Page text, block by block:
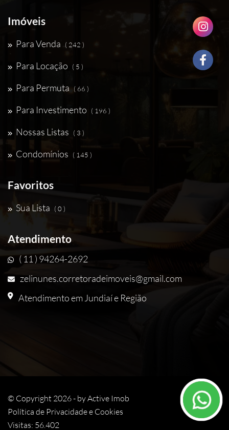
Imóveis
Para Venda ( 242 )
Para Locação ( 5 )
Para Permuta ( 66 )
Para Investimento ( 196 )
Nossas Listas ( 3 )
Condomínios ( 145 )
Favoritos
Sua Lista ( 0 )
Atendimento
( 11 ) 94264-2692
zelinunes.corretoradeimoveis@gmail.com
Atendimento em Jundiaí e Região
© Copyright 2026 - byActive Imob
Política de Privacidade e Cookies
Visitas: 56.402